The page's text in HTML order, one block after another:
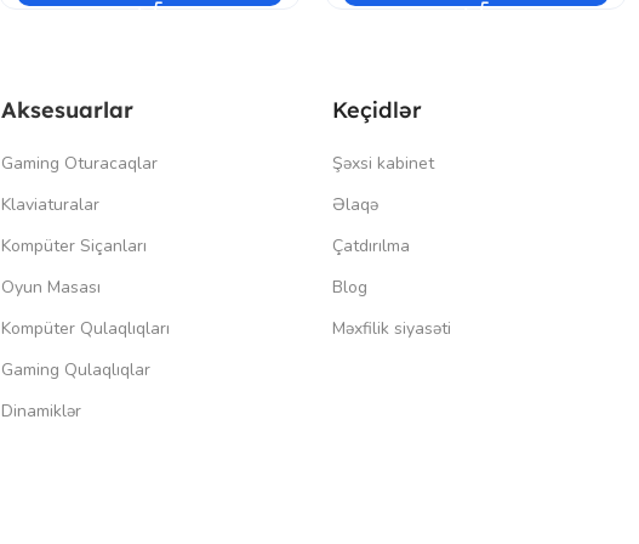
Aksesuarlar
Gaming Oturacaqlar
Klaviaturalar
Kompüter Siçanları
Oyun Masası
Kompüter Qulaqlıqları
Gaming Qulaqlıqlar
Dinamiklər
Keçidlər
Şəxsi kabinet
Əlaqə
Çatdırılma
Blog
Məxfilik siyasəti